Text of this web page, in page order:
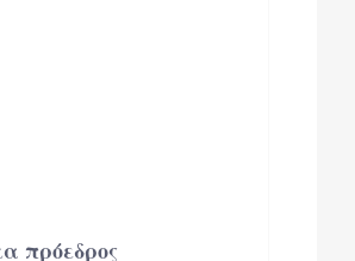
πρόεδρος